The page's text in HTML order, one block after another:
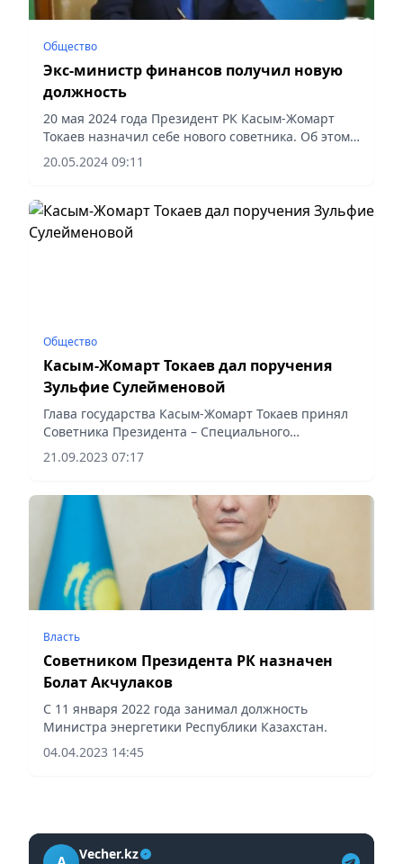
Общество
Экс-министр финансов получил новую
должность
20 мая 2024 года Президент РК Касым-Жомарт
Токаев назначил себе нового советника. Об этом
сообщила Акорда, передает Vecher.kz.
20.05.2024 09:11
Общество
Касым-Жомарт Токаев дал поручения
Зульфие Сулейменовой
Глава государства Касым-Жомарт Токаев принял
Советника Президента – Специального
представителя Президента Республики Казахстан
по международному экологическому
21.09.2023 07:17
Власть
Советником Президента РК назначен
Болат Акчулаков
С 11 января 2022 года занимал должность
Министра энергетики Республики Казахстан.
04.04.2023 14:45
Vecher.kz